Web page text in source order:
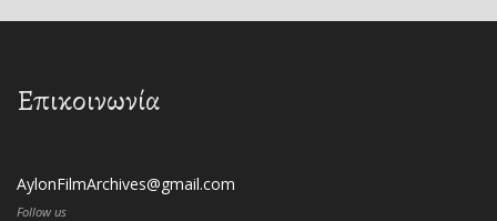
Επικοινωνία
AylonFilmArchives@gmail.com
Follow us